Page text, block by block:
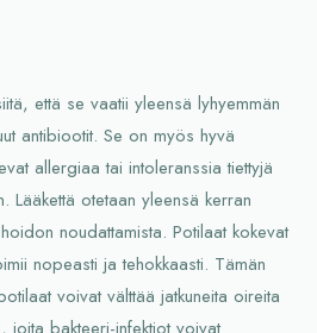
että se vaatii yleensä lyhyemmän
antibiootit. Se on myös hyvä
allergiaa tai intoleranssia tiettyjä
Lääkettä otetaan yleensä kerran
noudattamista. Potilaat kokevat
nopeasti ja tehokkaasti. Tämän
voivat välttää jatkuneita oireita